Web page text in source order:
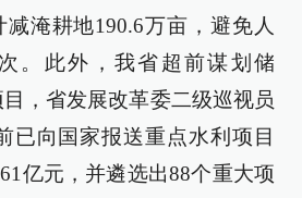
减淹耕地190.6万亩，避免人
。此外，我省超前谋划储
，省发展改革委二级巡视员
已向国家报送重点水利项目
亿元，并遴选出88个重大项